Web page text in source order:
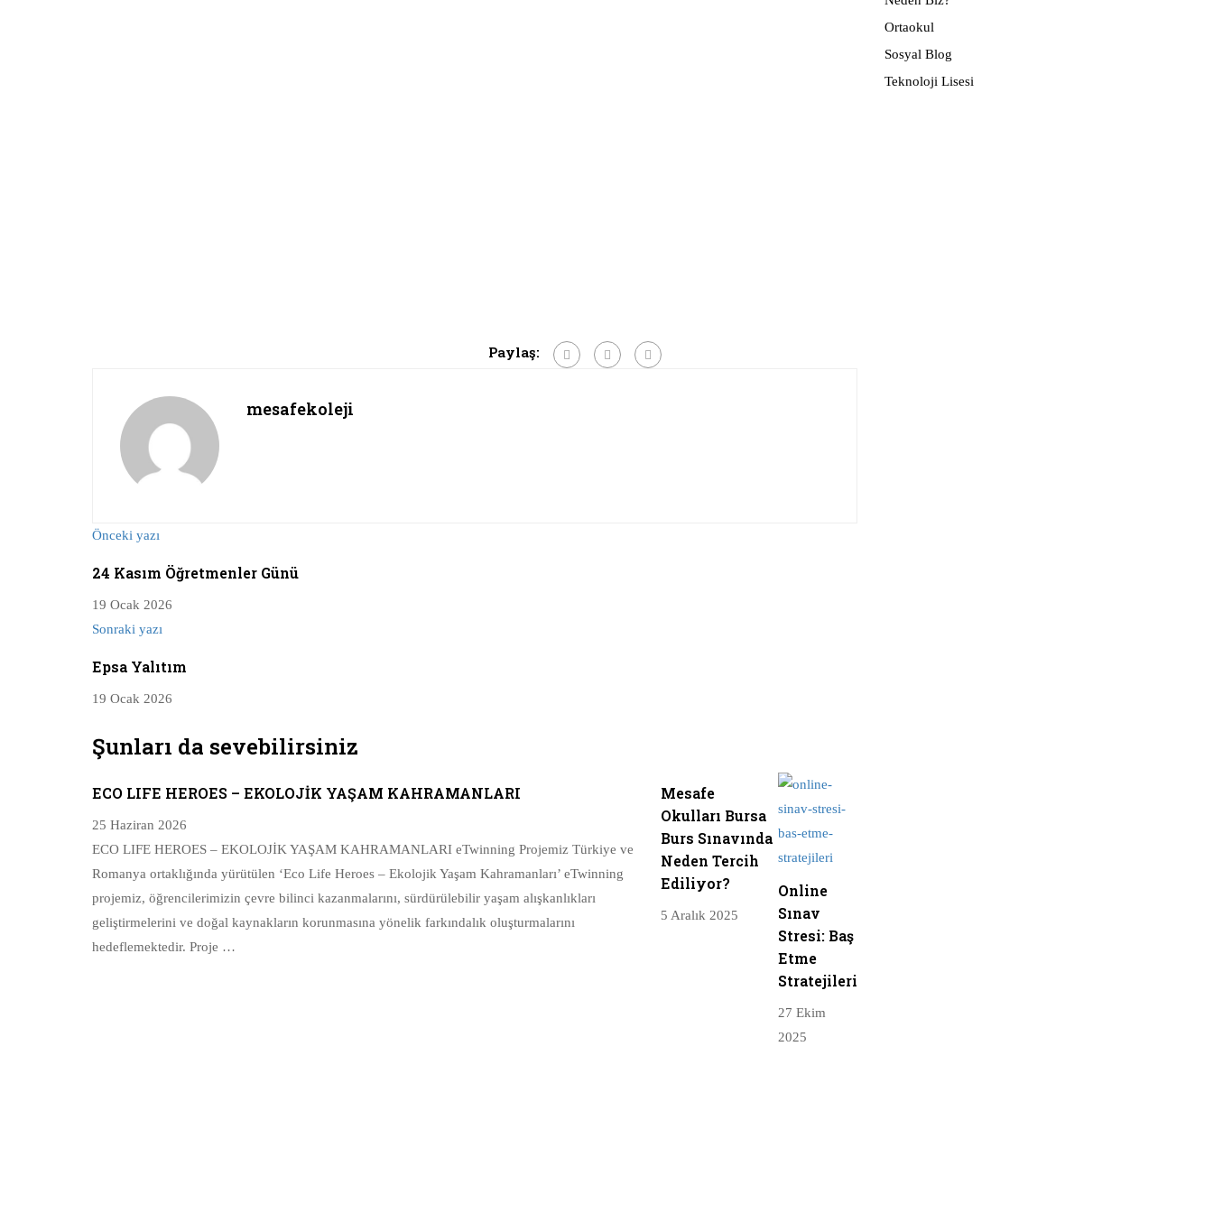
Paylaş:
mesafekoleji
Önceki yazı
24 Kasım Öğretmenler Günü
19 Ocak 2026
Sonraki yazı
Epsa Yalıtım
19 Ocak 2026
Şunları da sevebilirsiniz
ECO LIFE HEROES – EKOLOJİK YAŞAM KAHRAMANLARI
25 Haziran 2026
ECO LIFE HEROES – EKOLOJİK YAŞAM KAHRAMANLARI eTwinning Projemiz Türkiye ve
Romanya ortaklığında yürütülen ‘Eco Life Heroes – Ekolojik Yaşam Kahramanları’ eTwinning
projemiz, öğrencilerimizin çevre bilinci kazanmalarını, sürdürülebilir yaşam alışkanlıkları
geliştirmelerini ve doğal kaynakların korunmasına yönelik farkındalık oluşturmalarını
hedeflemektedir. Proje …
Mesafe
Okulları Bursa
Burs Sınavında
Neden Tercih
Ediliyor?
5 Aralık 2025
Online
Sınav
Stresi: Baş
Etme
Stratejileri
27 Ekim
2025
Ortaokul
Sosyal Blog
Teknoloji Lisesi